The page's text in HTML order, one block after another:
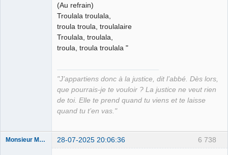
(Au refrain)
Troulala troulala,
troula troula, troulalaire
Troulala, troulala,
troula, troula troulala "
"J’appartiens donc à la justice, dit l’abbé. Dès lors,
que pourrais-je te vouloir ? La justice ne veut rien
de toi. Elle te prend quand tu viens et te laisse
quand tu t’en vas."
6 738
Monsieur Maurice 28-07-2025 20:06:36